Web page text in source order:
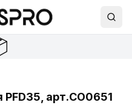
арт.CO0651